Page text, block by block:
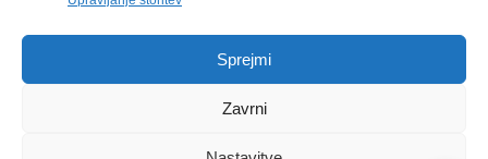
Sprejmi
Zavrni
FOTO: Razstava cvetličarskega mojstra Andreja
Dogodki 27. novembra, 2017